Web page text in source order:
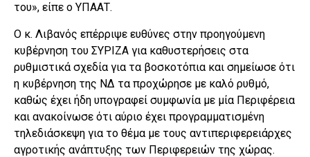
του», είπε ο ΥΠΑΑΤ.
Ο κ. Λιβανός επέρριψε ευθύνες στην προηγούμενη
κυβέρνηση του ΣΥΡΙΖΑ για καθυστερήσεις στα
ρυθμιστικά σχεδία για τα βοσκοτόπια και σημείωσε ότι
η κυβέρνηση της ΝΔ τα προχώρησε με καλό ρυθμό,
καθώς έχει ήδη υπογραφεί συμφωνία με μία Περιφέρεια
και ανακοίνωσε ότι αύριο έχει προγραμματισμένη
τηλεδιάσκεψη για το θέμα με τους αντιπεριφερειάρχες
αγροτικής ανάπτυξης των Περιφερειών της χώρας.